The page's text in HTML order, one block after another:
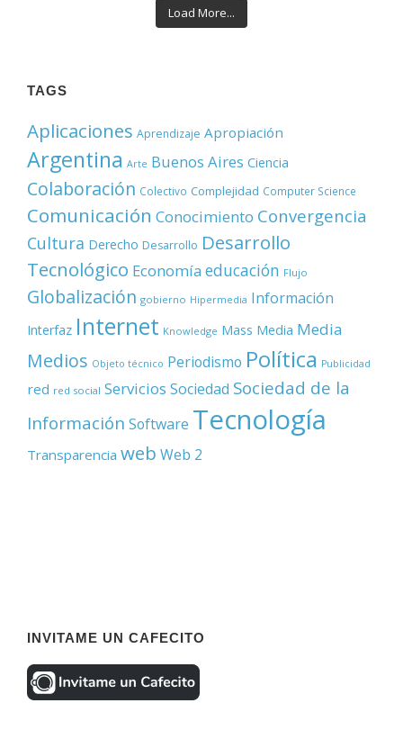
Load More...
TAGS
Aplicaciones Aprendizaje Apropiación
Argentina Arte Buenos Aires Ciencia
Colaboración Colectivo Complejidad Computer Science
Comunicación Conocimiento Convergencia
Cultura Derecho Desarrollo Desarrollo
Tecnológico Economía educación Flujo
Globalización gobierno Hipermedia Información
Interfaz Internet Knowledge Mass Media Media
Medios Objeto técnico Periodismo Política Publicidad
red red social Servicios Sociedad Sociedad de la
Información Software Tecnología
Transparencia web Web 2
INVITAME UN CAFECITO